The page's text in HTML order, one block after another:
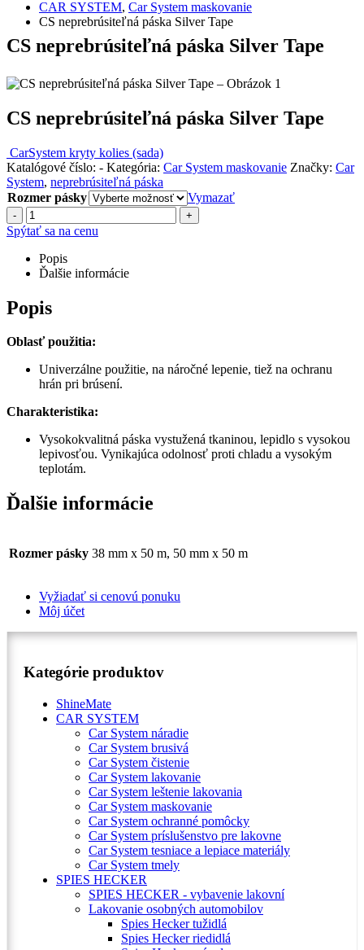
CAR SYSTEM, Car System maskovanie
CS neprebrúsiteľná páska Silver Tape
CS neprebrúsiteľná páska Silver Tape
CS neprebrúsiteľná páska Silver Tape
CarSystem kryty kolies (sada)
Katalógové číslo: - Kategória: Car System maskovanie Značky: Car
System, neprebrúsiteľná páska
Rozmer pásky
Vymazať
- +
Spýtať sa na cenu
Popis
Ďalšie informácie
Popis
Oblasť použitia:
Univerzálne použitie, na náročné lepenie, tiež na ochranu
hrán pri brúsení.
Charakteristika:
Vysokokvalitná páska vystužená tkaninou, lepidlo s vysokou
lepivosťou. Vynikajúca odolnosť proti chladu a vysokým
teplotám.
Ďalšie informácie
Rozmer pásky 38 mm x 50 m, 50 mm x 50 m
Vyžiadať si cenovú ponuku
Môj účet
Kategórie produktov
ShineMate
CAR SYSTEM
Car System náradie
Car System brusivá
Car System čistenie
Car System lakovanie
Car System leštenie lakovania
Car System maskovanie
Car System ochranné pomôcky
Car System príslušenstvo pre lakovne
Car System tesniace a lepiace materiály
Car System tmely
SPIES HECKER
SPIES HECKER - vybavenie lakovní
Lakovanie osobných automobilov
Spies Hecker tužidlá
Spies Hecker riedidlá